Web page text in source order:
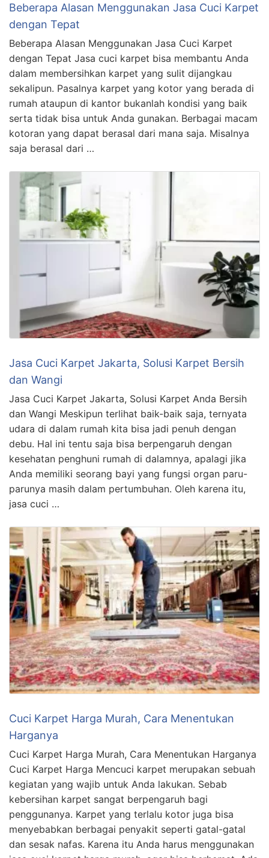
Beberapa Alasan Menggunakan Jasa Cuci Karpet
dengan Tepat
Beberapa Alasan Menggunakan Jasa Cuci Karpet
dengan Tepat Jasa cuci karpet bisa membantu Anda
dalam membersihkan karpet yang sulit dijangkau
sekalipun. Pasalnya karpet yang kotor yang berada di
rumah ataupun di kantor bukanlah kondisi yang baik
serta tidak bisa untuk Anda gunakan. Berbagai macam
kotoran yang dapat berasal dari mana saja. Misalnya
saja berasal dari …
Jasa Cuci Karpet Jakarta, Solusi Karpet Bersih
dan Wangi
Jasa Cuci Karpet Jakarta, Solusi Karpet Anda Bersih
dan Wangi Meskipun terlihat baik-baik saja, ternyata
udara di dalam rumah kita bisa jadi penuh dengan
debu. Hal ini tentu saja bisa berpengaruh dengan
kesehatan penghuni rumah di dalamnya, apalagi jika
Anda memiliki seorang bayi yang fungsi organ paru-
parunya masih dalam pertumbuhan. Oleh karena itu,
jasa cuci …
Cuci Karpet Harga Murah, Cara Menentukan
Harganya
Cuci Karpet Harga Murah, Cara Menentukan Harganya
Cuci Karpet Harga Mencuci karpet merupakan sebuah
kegiatan yang wajib untuk Anda lakukan. Sebab
kebersihan karpet sangat berpengaruh bagi
penggunanya. Karpet yang terlalu kotor juga bisa
menyebabkan berbagai penyakit seperti gatal-gatal
dan sesak nafas. Karena itu Anda harus menggunakan